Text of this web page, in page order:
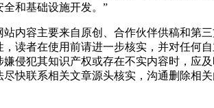
和基础设施开发。”
容主要来自原创、合作伙伴供稿和第三
，读者在使用前请进一步核实，并对任何
嫌侵犯其知识产权或存在不实内容时，应
快联系相关文章源头核实，沟通删除相关